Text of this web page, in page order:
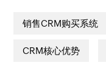
销售CRM购买系统
CRM核心优势